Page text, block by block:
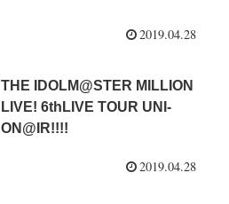
2019.04.28
THE IDOLM@STER MILLION
LIVE! 6thLIVE TOUR UNI-
ON@IR!!!!
2019.04.28